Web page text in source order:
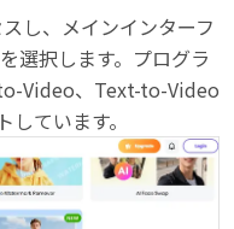
し、メインインターフ
選択します。プログラ
Video、Text-to-Video
ています。